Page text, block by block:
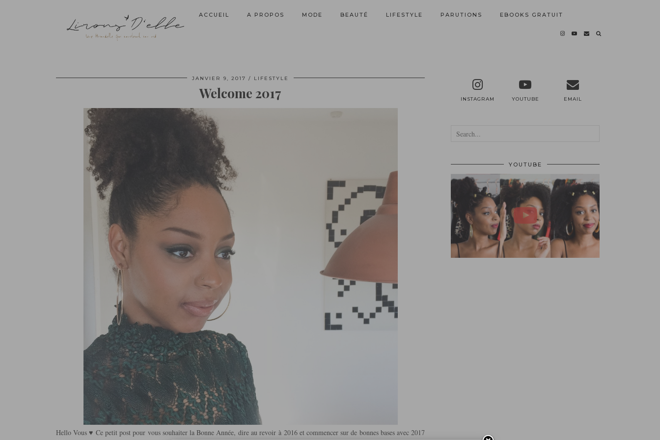
ACCUEIL A PROPOS MODE BEAUTÉ LIFESTYLE PARUTIONS EBOOKS GRATUIT
JANVIER 9, 2017 LIFESTYLE
Welcome 2017
Hello Vous ♥ Ce petit post pour vous souhaiter la Bonne Année, dire au revoir à 2016 et commencer sur de bonnes bases avec 2017
INSTAGRAM YOUTUBE EMAIL
YOUTUBE